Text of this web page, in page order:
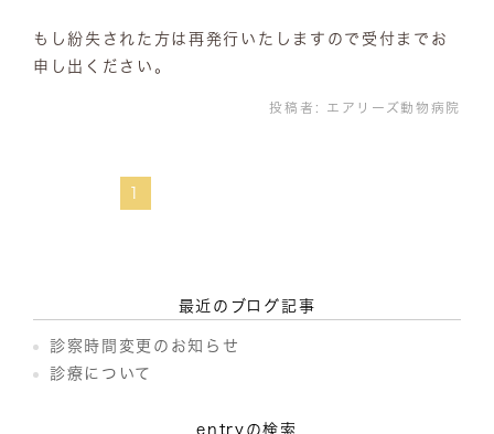
もし紛失された方は再発行いたしますので受付までお
申し出ください。
投稿者: エアリーズ動物病院
1
最近のブログ記事
診察時間変更のお知らせ
診療について
entryの検索